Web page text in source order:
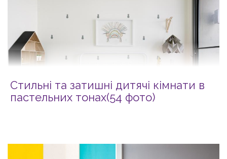
Стильні та затишні дитячі кімнати в
пастельних тонах(54 фото)